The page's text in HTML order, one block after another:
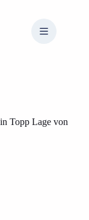
Topp Lage von